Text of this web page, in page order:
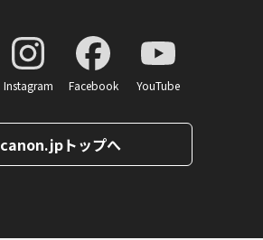
Instagram Facebook YouTube
canon.jpトップへ